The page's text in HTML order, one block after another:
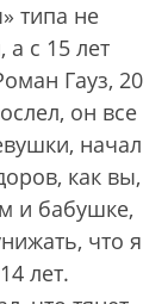
типа не
а с 15 лет
Гауз, 20
он все
начал
как вы,
и бабушке,
что я
лет.